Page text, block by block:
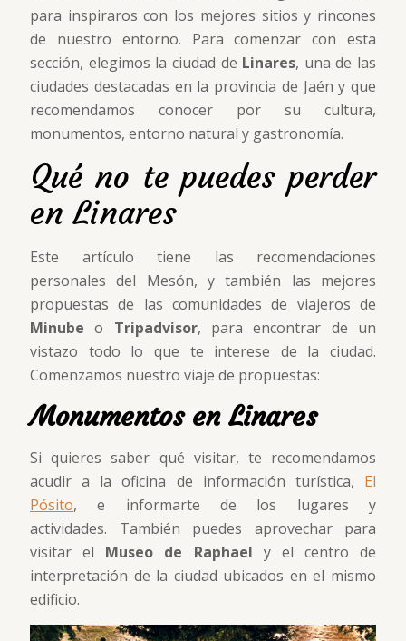
para inspiraros con los mejores sitios y rincones
de nuestro entorno. Para comenzar con esta
sección, elegimos la ciudad de Linares, una de las
ciudades destacadas en la provincia de Jaén y que
recomendamos conocer por su cultura,
monumentos, entorno natural y gastronomía.
Qué no te puedes perder
en Linares
Este artículo tiene las recomendaciones
personales del Mesón, y también las mejores
propuestas de las comunidades de viajeros de
Minube o Tripadvisor, para encontrar de un
vistazo todo lo que te interese de la ciudad.
Comenzamos nuestro viaje de propuestas:
Monumentos en Linares
Si quieres saber qué visitar, te recomendamos
acudir a la oficina de información turística, El
Pósito, e informarte de los lugares y
actividades. También puedes aprovechar para
visitar el Museo de Raphael y el centro de
interpretación de la ciudad ubicados en el mismo
edificio.